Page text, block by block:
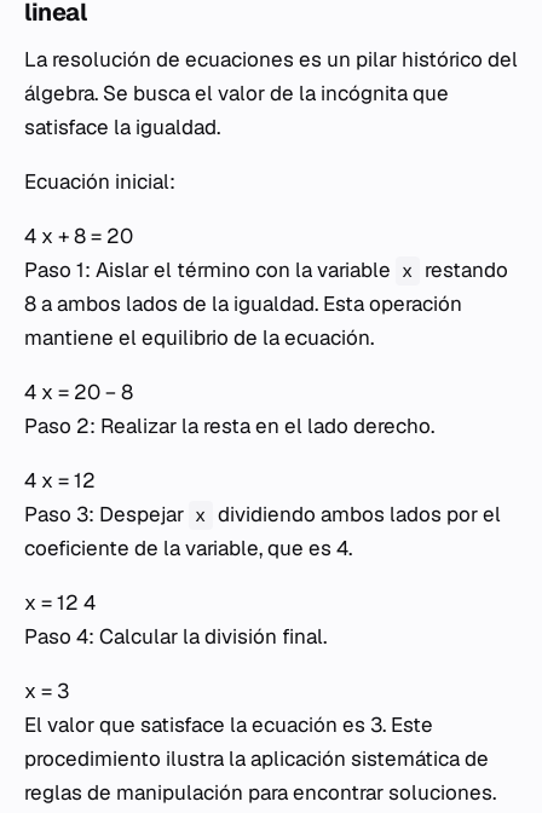
lineal
La resolución de ecuaciones es un pilar histórico del
álgebra. Se busca el valor de la incógnita que
satisface la igualdad.
Ecuación inicial:
4 x + 8 = 20
Paso 1: Aislar el término con la variable x restando
8 a ambos lados de la igualdad. Esta operación
mantiene el equilibrio de la ecuación.
4 x = 20 − 8
Paso 2: Realizar la resta en el lado derecho.
4 x = 12
Paso 3: Despejar x dividiendo ambos lados por el
coeficiente de la variable, que es 4.
x = 12 4
Paso 4: Calcular la división final.
x = 3
El valor que satisface la ecuación es 3. Este
procedimiento ilustra la aplicación sistemática de
reglas de manipulación para encontrar soluciones.